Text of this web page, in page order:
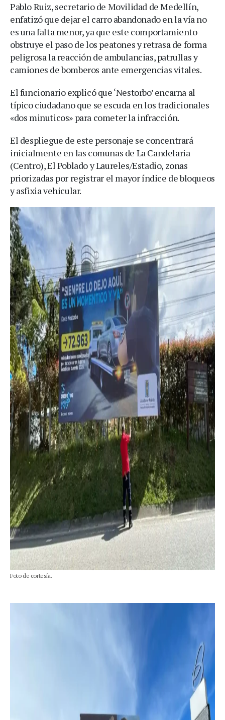
Pablo Ruiz, secretario de Movilidad de Medellín,
enfatizó que dejar el carro abandonado en la vía no
es una falta menor, ya que este comportamiento
obstruye el paso de los peatones y retrasa de forma
peligrosa la reacción de ambulancias, patrullas y
camiones de bomberos ante emergencias vitales.
El funcionario explicó que ‘Nestorbo’ encarna al
típico ciudadano que se escuda en los tradicionales
«dos minuticos» para cometer la infracción.
El despliegue de este personaje se concentrará
inicialmente en las comunas de La Candelaria
(Centro), El Poblado y Laureles/Estadio, zonas
priorizadas por registrar el mayor índice de bloqueos
y asfixia vehicular.
Foto de cortesía.